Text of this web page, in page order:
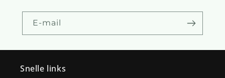
E-mail
Snelle links